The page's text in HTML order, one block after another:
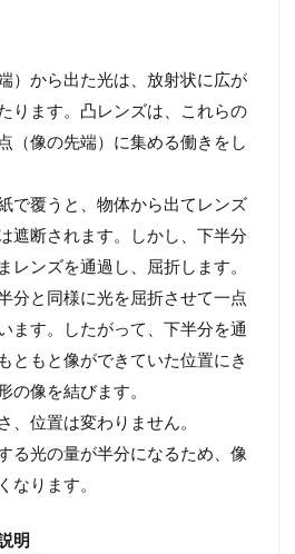
）から出た光は、放射状に広が
ります。凸レンズは、これらの
（像の先端）に集める働きをし
で覆うと、物体から出てレンズ
遮断されます。しかし、下半分
レンズを通過し、屈折します。
分と同様に光を屈折させて一点
ます。したがって、下半分を通
ともと像ができていた位置にき
の像を結びます。
、位置は変わりません。
る光の量が半分になるため、像
なります。
明